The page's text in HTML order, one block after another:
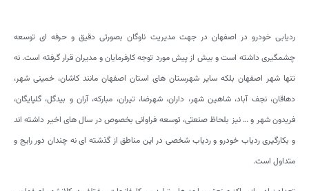
ردیابی خودرو در اصفهان در جهت مدیریت ناوگان بصورتی دقیق و حرفه ای توسعه
چشمگیری داشته است و بیش از پیش مورد توجه کارفرمایان و مدیران قرار گرفته است. نه
تنها شهر اصفهان بلکه سایر شهرستان های استان اصفهان مانند کاشان، خمینی شهر،
دهاقان، نجف آباد، شاهین شهر، داران، شهرضا، تیران، مبارکه، آران و بیدگل، گلپایگان،
فریدون شهر و … نیز بلحاظ صنعتی، توسعه فراوانی بخصوص در سال های اخیر داشته اند
و بکارگیری ردیاب خودرو و ردیاب شخصی در این مناطق از گذشته ای نه چندان دور رایج و
متداول است.